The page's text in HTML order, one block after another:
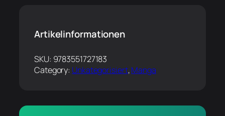
Artikelinformationen
SKU: 9783551727183
Category: Unkategorisiert, Manga